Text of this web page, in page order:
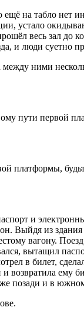
на табло нет
весь зал до
и люди суетно
ними
пути первой
и
Выйдя из
вагону.
вытащил
в билет,
возвратила ему
позади и в